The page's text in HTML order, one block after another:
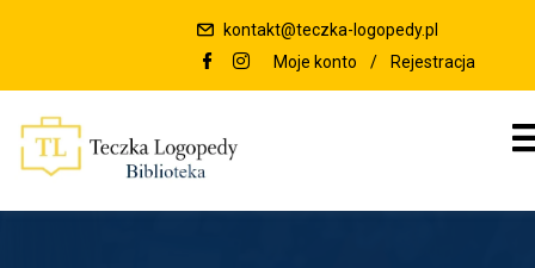
kontakt@teczka-logopedy.pl
Moje konto
/ Rejestracja